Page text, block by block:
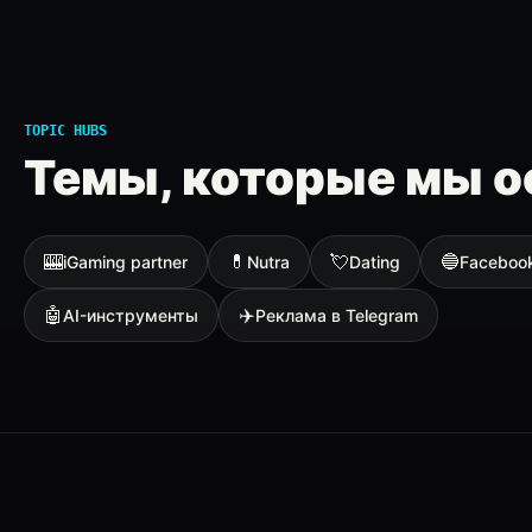
TOPIC HUBS
Темы, которые мы
🎰iGaming partner 💊 Nutra 💘Dating 🔵
🤖AI-инструменты ✈️Реклама в Telegram